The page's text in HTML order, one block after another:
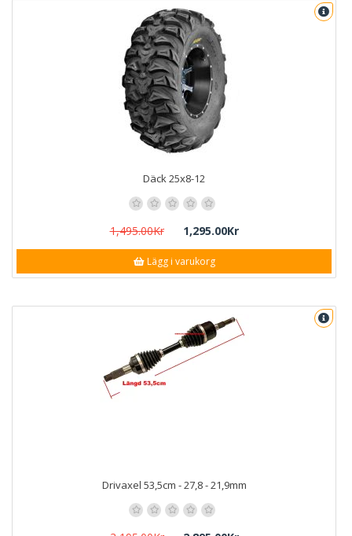
Däck 25x8-12
1,495.00Kr 1,295.00Kr
Lägg i varukorg
Drivaxel 53,5cm - 27,8 - 21,9mm